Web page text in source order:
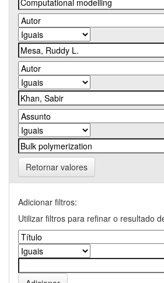
Retornar valores
Adicionar filtros:
Utilizar filtros para refinar o resultado